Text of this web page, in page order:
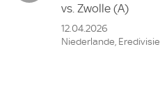
vs. Zwolle (A)
12.04.2026
Niederlande, Eredivisie